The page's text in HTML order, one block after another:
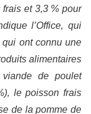
et 3,3 % pour
l’Office, qui
qui ont connu une
alimentaires
de poulet
le poisson frais
de la pomme de